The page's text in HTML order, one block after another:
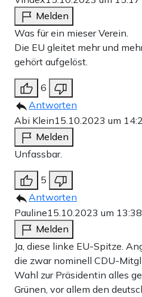
Melden
Was für ein mieser Verein.
Die EU gleitet mehr und
gehört aufgelöst.
6
Antworten
Abi Klein15.10.2023 um
Melden
Unfassbar.
5
Antworten
Pauline15.10.2023 um
Melden
Ja, diese linke EU-Spitze.
die zwar nominell CDU-
Wahl zur Präsidentin alles
Grünen, vor allem den